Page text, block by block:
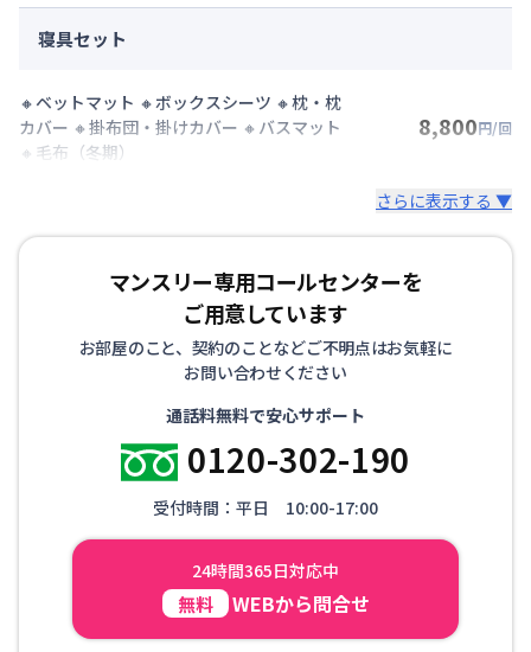
寝具セット
🔸ベットマット 🔸ボックスシーツ 🔸枕・枕
カバー 🔸掛布団・掛けカバー 🔸バスマット
🔸毛布（冬期）
8,800円/回
さらに表示する ▼
マンスリー専用コールセンターを
ご用意しています
お部屋のこと、契約のことなどご不明点はお気軽に
お問い合わせください
通話料無料で安心サポート
0120-302-190
受付時間：平日 10:00-17:00
24時間365日対応中
無料 WEBから問合せ